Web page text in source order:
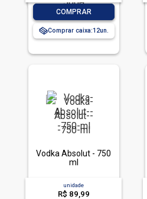
COMPRAR
Comprar caixa:12
Vodka Absolut - 750
ml
unidade
R$ 89,99